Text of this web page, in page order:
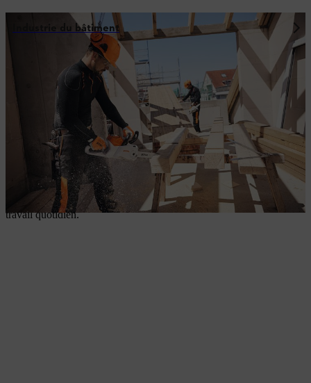
Industrie du bâtiment
Le guide d’achat des outils à batterie pour les professionnels ainsi
que des guides et chaînes facilitent votre choix et vous aident à
trouver en quelques clics la solution optimale pour vos travaux.
Puissance de niveau supérieur. Nettement
plus fort. Toute la journée.​
Le système de batterie ALLPRO a été spécialement conçu pour
répondre aux besoins des utilisateurs professionnels: Pour ceux qui
comptent sur des performances exceptionnelles, une efficacité
maximale et une utilisation à long terme de leurs batteries dans leur
travail quotidien.